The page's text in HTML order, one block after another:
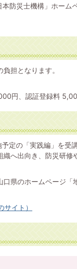
防災士機構」ホーム
担となります。
円、認証登録料
定の「実践編」を受
へ出向き、防災研修
県のホームページ「
イト）